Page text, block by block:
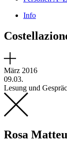
Info
März 2016
09.03.
Lesung und
Rosa